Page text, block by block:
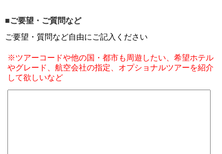
■ご要望・ご質問など
ご要望・質問など自由にご記入ください
※ツアーコードや他の国・都市も周遊したい、希望ホテル
やグレード、航空会社の指定、オプショナルツアーを紹介
して欲しいなど